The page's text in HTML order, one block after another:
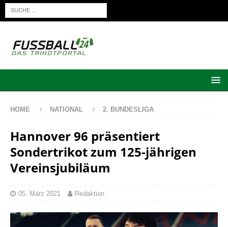
HOME NATIONAL 2. BUNDESLIGA
Hannover 96 präsentiert
Sondertrikot zum 125-jährigen
Vereinsjubiläum
05. März 2021 Redaktion